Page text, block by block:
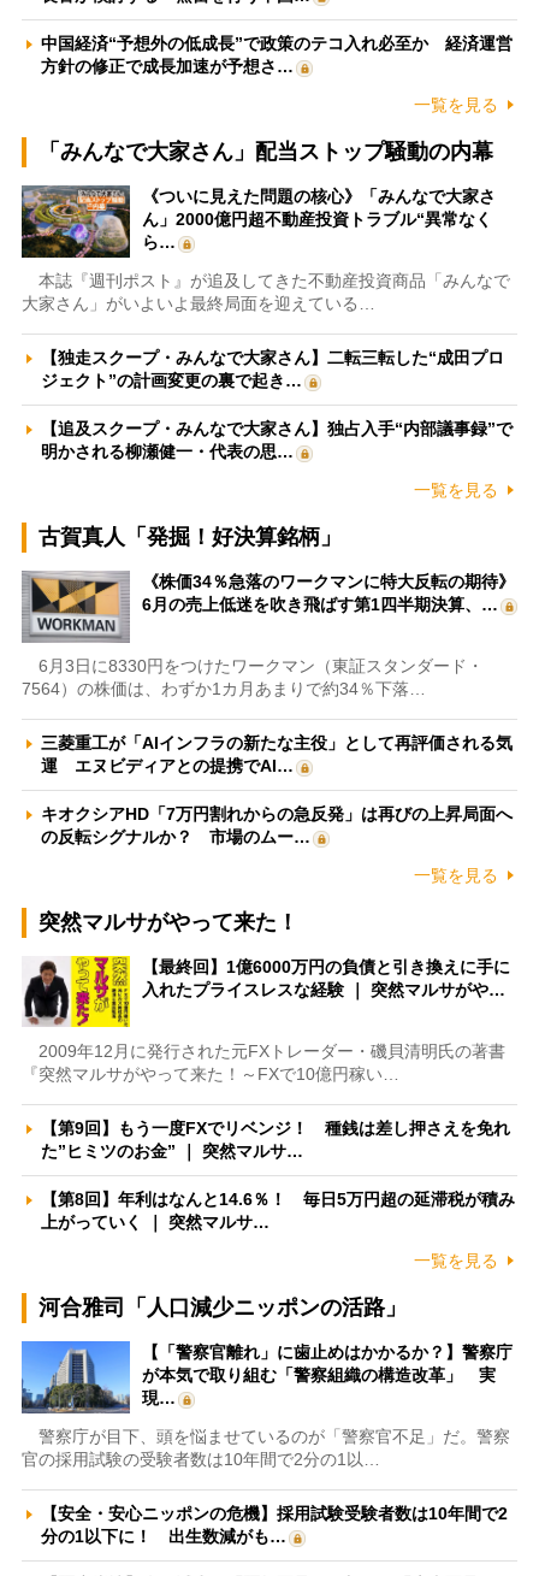
中国経済“予想外の低成長”で政策のテコ入れ必至か 経済運営
方針の修正で成長加速が予想さ…
一覧を見る
「みんなで大家さん」配当ストップ騒動の内幕
《ついに見えた問題の核心》「みんなで大家さ
ん」2000億円超不動産投資トラブル“異常なく
ら…
本誌『週刊ポスト』が追及してきた不動産投資商品「みんなで
大家さん」がいよいよ最終局面を迎えている…
【独走スクープ・みんなで大家さん】二転三転した“成田プロ
ジェクト”の計画変更の裏で起き…
【追及スクープ・みんなで大家さん】独占入手“内部議事録”で
明かされる柳瀬健一・代表の思…
一覧を見る
古賀真人「発掘！好決算銘柄」
《株価34％急落のワークマンに特大反転の期待》
6月の売上低迷を吹き飛ばす第1四半期決算、…
6月3日に8330円をつけたワークマン（東証スタンダード・
7564）の株価は、わずか1カ月あまりで約34％下落…
三菱重工が「AIインフラの新たな主役」として再評価される気
運 エヌビディアとの提携でAI…
キオクシアHD「7万円割れからの急反発」は再びの上昇局面へ
の反転シグナルか？ 市場のムー…
一覧を見る
突然マルサがやって来た！
【最終回】1億6000万円の負債と引き換えに手に
入れたプライスレスな経験 ｜ 突然マルサがや…
2009年12月に発行された元FXトレーダー・磯貝清明氏の著書
『突然マルサがやって来た！～FXで10億円稼い…
【第9回】もう一度FXでリベンジ！ 種銭は差し押さえを免れ
た”ヒミツのお金” ｜ 突然マルサ…
【第8回】年利はなんと14.6％！ 毎日5万円超の延滞税が積み
上がっていく ｜ 突然マルサ…
一覧を見る
河合雅司「人口減少ニッポンの活路」
【「警察官離れ」に歯止めはかかるか？】警察庁
が本気で取り組む「警察組織の構造改革」 実
現…
警察庁が目下、頭を悩ませているのが「警察官不足」だ。警察
官の採用試験の受験者数は10年間で2分の1以…
【安全・安心ニッポンの危機】採用試験受験者数は10年間で2
分の1以下に！ 出生数減がも…